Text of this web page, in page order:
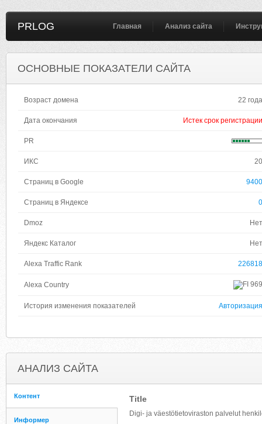
PRLOG Главная Анализ сайта
ОСНОВНЫЕ ПОКАЗАТЕЛИ САЙТА
Возраст домена 22 года
Дата окончания Истек срок регистрации
PR
ИКС 20
Страниц в Google 9400
Страниц в Яндексе 0
Dmoz Нет
Яндекс Каталог Нет
Alexa Traffic Rank 226818
Alexa Country 969
История изменения показателей Авторизация
АНАЛИЗ САЙТА
Контент
Информер
Title
Digi- ja väestötietoviraston palvelut